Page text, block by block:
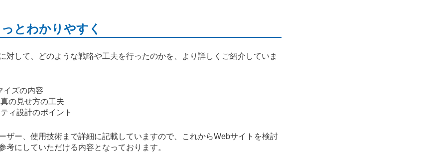
とわかりやすく
対して、どのような戦略や工夫を行ったのかを、より詳しくご紹介していま
イズの内容
の見せ方の工夫
ィ設計のポイント
ザー、使用技術まで詳細に記載していますので、これからWebサイトを検討
考にしていただける内容となっております。